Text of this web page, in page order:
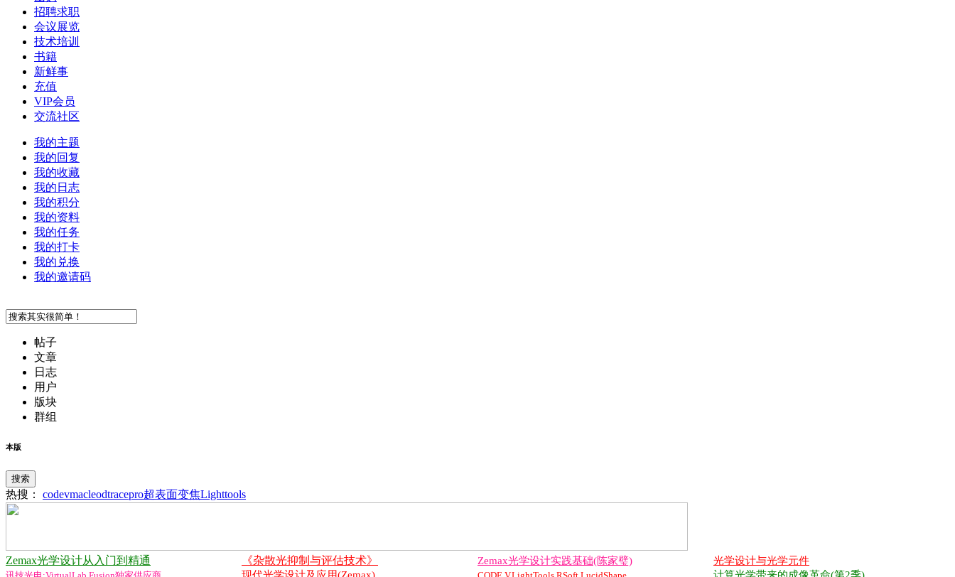
招聘求职
会议展览
技术培训
书籍
新鲜事
充值
VIP会员
交流社区
我的主题
我的回复
我的收藏
我的日志
我的积分
我的资料
我的任务
我的打卡
我的兑换
我的邀请码
帖子
文章
日志
用户
版块
群组
本版
搜索
热搜： codevmacleodtracepro超表面变焦Lighttools
Zemax光学设计从入门到精通 《杂散光抑制与评估技术》 Zemax光学设计实践基础(陈家璧) 光学设计与光学元件